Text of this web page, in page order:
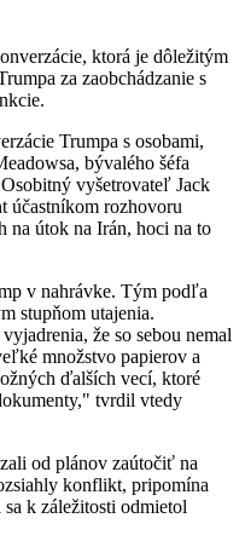
ktorá je dôležitým
za zaobchádzanie s
Trumpa s osobami,
bývalého šéfa
vyšetrovateľ Jack
účastníkom rozhovoru
na útok na Irán, hoci na to
v nahrávke. Tým podľa
stupňom utajenia.
že so sebou nemal
množstvo papierov a
ďalších vecí, ktoré
tvrdil vtedy
od plánov zaútočiť na
konflikt, pripomína
k záležitosti odmietol